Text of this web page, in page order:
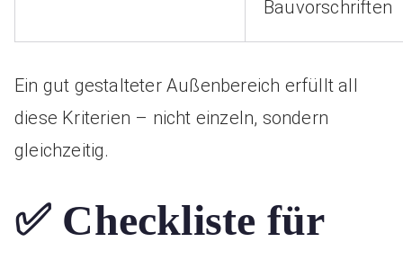
Bauvorschriften
Ein gut gestalteter Außenbereich erfüllt all
diese Kriterien – nicht einzeln, sondern
gleichzeitig.
✅ Checkliste für